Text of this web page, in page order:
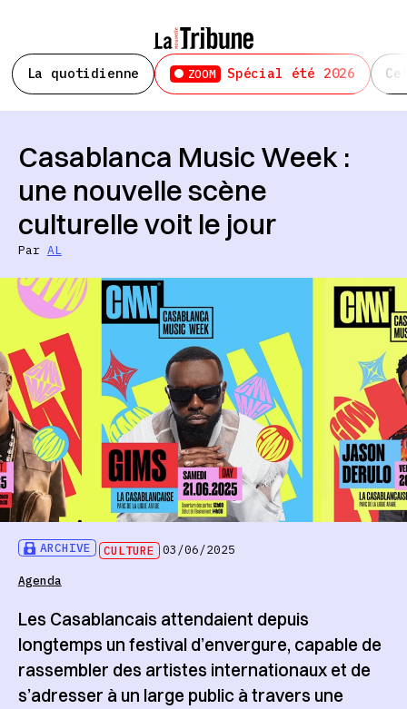
La quotidienne ZOOM Spécial été 2026
ARCHIVE CULTURE 03/06/2025
Agenda
Casablanca Music Week :
une nouvelle scène
culturelle voit le jour
Par AL
Les Casablancais attendaient depuis
longtemps un festival d’envergure, capable de
rassembler des artistes internationaux et de
s’adresser à un large public à travers une